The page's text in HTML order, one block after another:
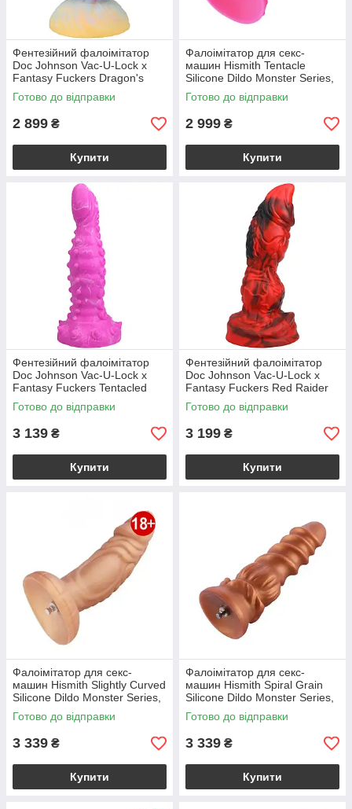
Фентезійний фалоімітатор
Doc Johnson Vac-U-Lock x
Fantasy Fuckers Dragon's
Tongue
Готово до відправки
2 899 ₴
Купити
Фалоімітатор для секс-
машин Hismith Tentacle
Silicone Dildo Monster Series,
KlicLok та присоска
Готово до відправки
2 999 ₴
Купити
Фентезійний фалоімітатор
Doc Johnson Vac-U-Lock x
Fantasy Fuckers Tentacled
Traveler
Готово до відправки
3 139 ₴
Купити
Фентезійний фалоімітатор
Doc Johnson Vac-U-Lock x
Fantasy Fuckers Red Raider
Готово до відправки
3 199 ₴
Купити
Фалоімітатор для секс-
машин Hismith Slightly Curved
Silicone Dildo Monster Series,
кріплення KlicLok
Готово до відправки
3 339 ₴
Купити
Фалоімітатор для секс-
машин Hismith Spiral Grain
Silicone Dildo Monster Series,
спіральний рельєф
Готово до відправки
3 339 ₴
Купити